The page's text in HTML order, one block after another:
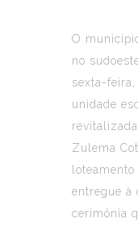
O
no
sexta-
unidade
Zulema
entregue à
cerimônia